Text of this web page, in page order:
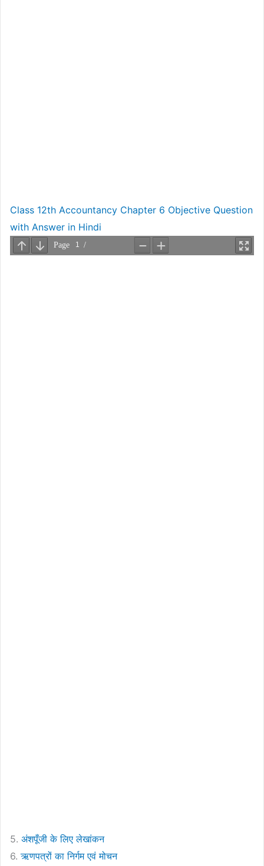
Class 12th Accountancy Chapter 6 Objective Question
with Answer in Hindi
5. अंशपूँजी के लिए लेखांकन
6.ऋणपत्रों का निर्गम एवं मोचन